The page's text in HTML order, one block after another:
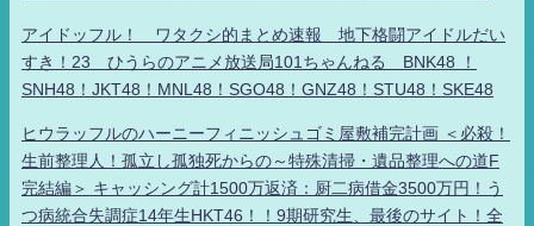
アイドッフル！ ワタクシ的まとめ速報 地下格闘アイドルだい
すき！23 ひうらのアニメ放送局101ちゃんねる BNK48 ！
SNH48！JKT48！MNL48！SGO48！GNZ48！STU48！SKE48
ヒウラッフルのハーニーフィニッシュゴミ屋敷補完計画 ＜必殺！
生前整理人！孤立し孤独死からの～特殊清掃・遺品整理への道F
完結編＞ キャッシング計1500万返済：厨二病借金3500万円！う
つ病統合失調症14年生HKT46！！9期研究生、最後のサイト！全